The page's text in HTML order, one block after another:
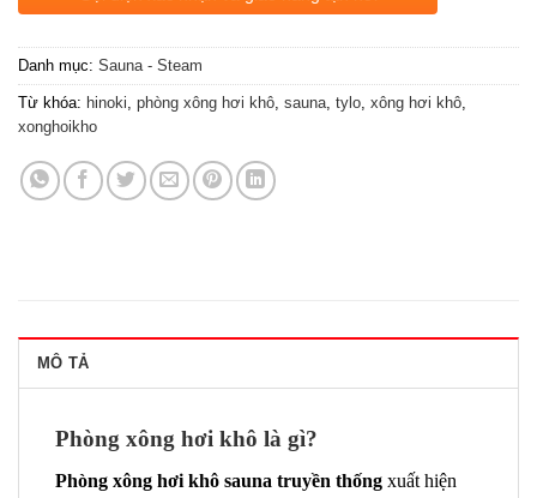
Danh mục: Sauna - Steam
Từ khóa: hinoki, phòng xông hơi khô, sauna, tylo, xông hơi khô,
xonghoikho
MÔ TẢ
Phòng xông hơi khô là gì?
Phòng xông hơi khô sauna truyền thống xuất hiện